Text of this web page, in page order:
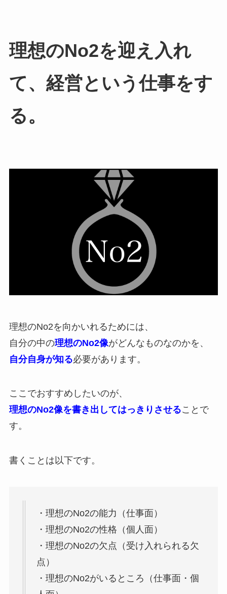
理想のNo2を迎え入れ
て、経営という仕事をす
る。
理想のNo2を向かいれるためには、
自分の中の理想のNo2像がどんなものなのかを、
自分自身が知る必要があります。
ここでおすすめしたいのが、
理想のNo2像を書き出してはっきりさせることで
す。
書くことは以下です。
・理想のNo2の能力（仕事面）
・理想のNo2の性格（個人面）
・理想のNo2の欠点（受け入れられる欠
点）
・理想のNo2がいるところ（仕事面・個